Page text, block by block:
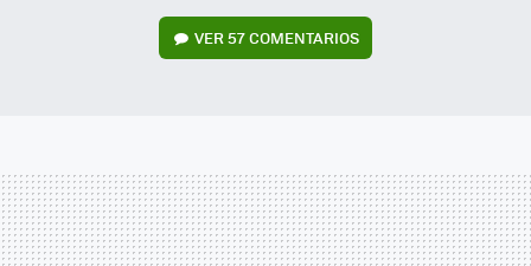
VER57 COMENTARIOS